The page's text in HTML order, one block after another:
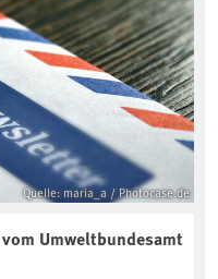
Quelle: maria_a / Photocase.de
Umweltbundesamt